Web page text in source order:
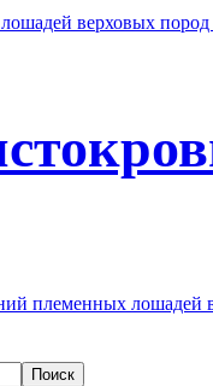
верховых
лошадей